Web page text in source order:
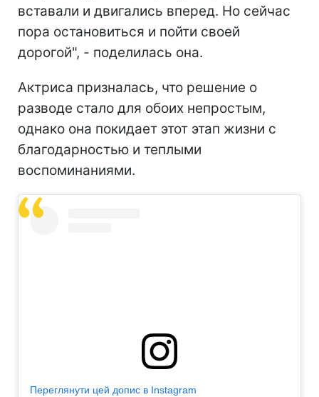
вставали и двигались вперед. Но сейчас
пора остановиться и пойти своей
дорогой", - поделилась она.
Актриса призналась, что решение о
разводе стало для обоих непростым,
однако она покидает этот этап жизни с
благодарностью и теплыми
воспоминаниями.
Переглянути цей допис в Instagram